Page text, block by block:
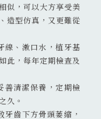
似，可以大方享受美
造型仿真，又更難從
線、漱口水，植牙基
此，每年定期檢查及
善清潔保養，定期檢
久。
齒下方骨頭萎縮，